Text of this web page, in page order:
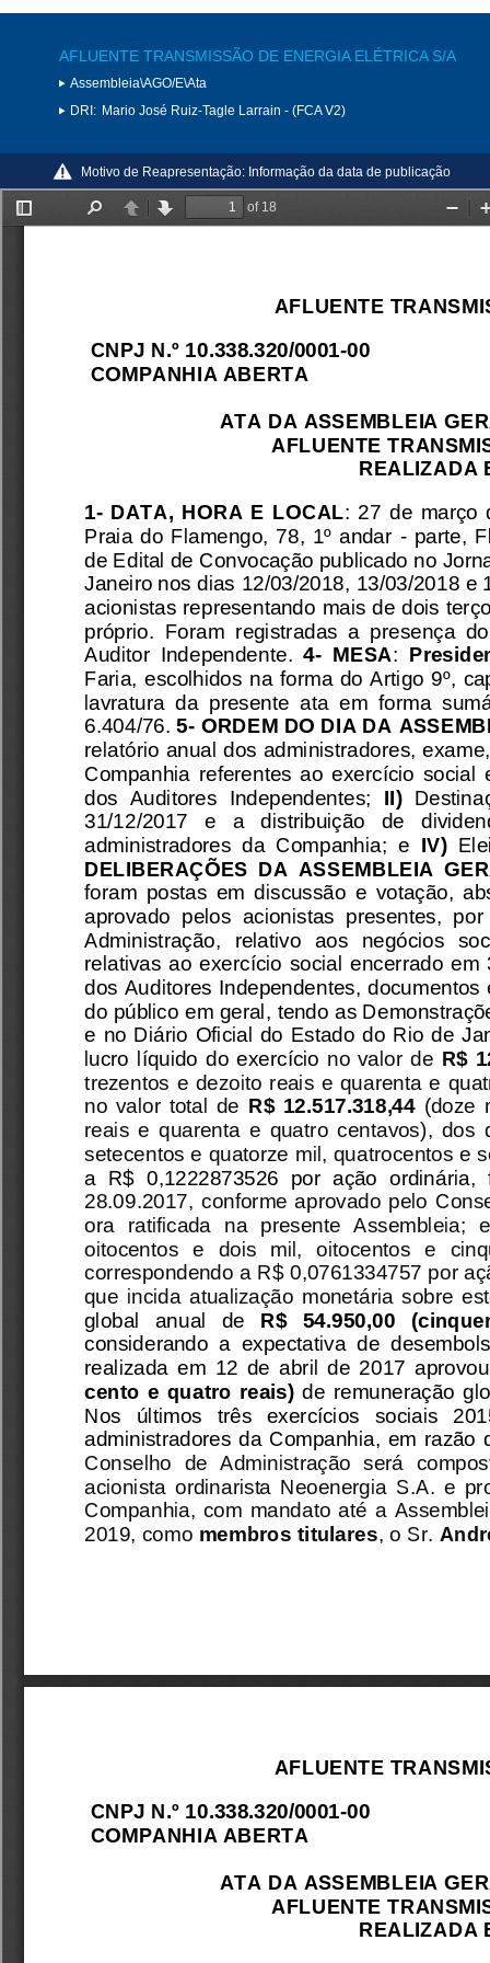
AFLUENTE TRANSMISSÃO DE ENERGIA ELÉTRICA S/A
Assembleia\AGO/E\Ata
DRI: Mario José Ruiz-Tagle Larrain - (FCA V2)
Motivo de Reapresentação: Informação da data de publicação